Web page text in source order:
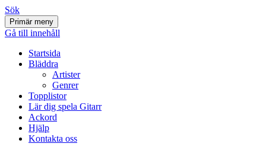
Svenskatabs.se
Sök
Primär meny
Gå till innehåll
Startsida
Bläddra
Artister
Genrer
Topplistor
Lär dig spela Gitarr
Ackord
Hjälp
Kontakta oss